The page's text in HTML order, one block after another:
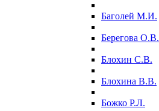
Баголей М.И.
Берегова О.В.
Блохин С.В.
Блохина В.В.
Божко Р.Л.